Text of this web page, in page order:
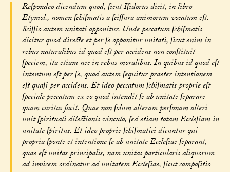
Reſpondeo dicendum quod, ſicut Iſidorus dicit, in libro
Etymol., nomen ſchiſmatis a ſciſſura animorum vocatum eſt.
Sciſſio autem unitati opponitur. Unde peccatum ſchiſmatis
dicitur quod directe et per ſe opponitur unitati, ſicut enim in
rebus naturalibus id quod eſt per accidens non conſtituit
ſpeciem, ita etiam nec in rebus moralibus. In quibus id quod eſt
intentum eſt per ſe, quod autem ſequitur praeter intentionem
eſt quaſi per accidens. Et ideo peccatum ſchiſmatis proprie eſt
ſpeciale peccatum ex eo quod intendit ſe ab unitate ſeparare
quam caritas facit. Quae non ſolum alteram perſonam alteri
unit ſpirituali dilectionis vinculo, ſed etiam totam Eccleſiam in
unitate ſpiritus. Et ideo proprie ſchiſmatici dicuntur qui
propria ſponte et intentione ſe ab unitate Eccleſiae ſeparant,
quae eſt unitas principalis, nam unitas particularis aliquorum
ad invicem ordinatur ad unitatem Eccleſiae, ſicut compoſitio